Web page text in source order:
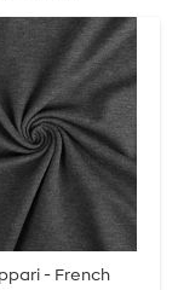
- French